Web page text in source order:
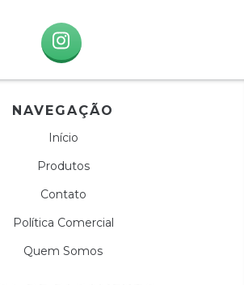
NAVEGAÇÃO
Início
Produtos
Contato
Política Comercial
Quem Somos